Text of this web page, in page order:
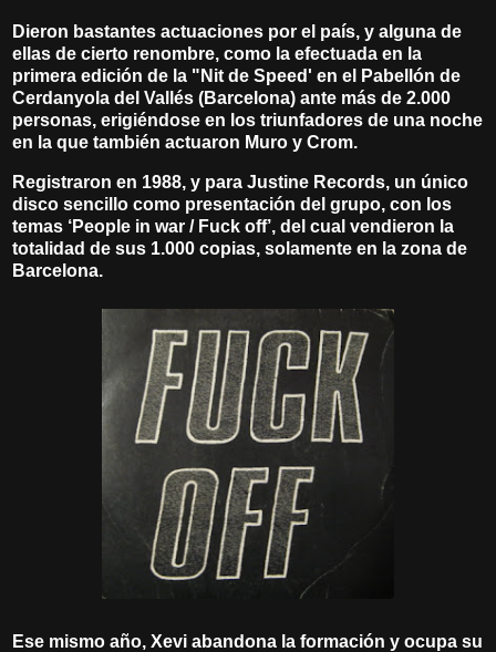
Dieron bastantes actuaciones por el país, y alguna de
ellas de cierto renombre, como la efectuada en la
primera edición de la "Nit de Speed' en el Pabellón de
Cerdanyola del Vallés (Barcelona) ante más de 2.000
personas, erigiéndose en los triunfadores de una noche
en la que también actuaron Muro y Crom.
Registraron en 1988, y para Justine Records, un único
disco sencillo como presentación del grupo, con los
temas ‘People in war / Fuck off’, del cual vendieron la
totalidad de sus 1.000 copias, solamente en la zona de
Barcelona.
Ese mismo año, Xevi abandona la formación y ocupa su